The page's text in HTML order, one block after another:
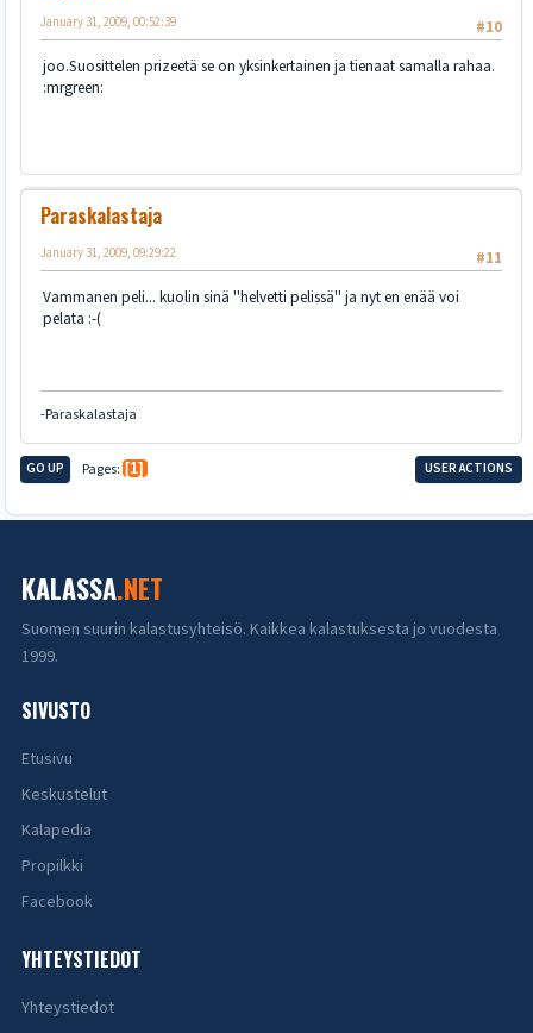
#10
January 31, 2009, 00:52:39
joo.Suosittelen prizeetä se on yksinkertainen ja tienaat samalla rahaa.
:mrgreen:
Paraskalastaja
#11
January 31, 2009, 09:29:22
Vammanen peli... kuolin sinä ''helvetti pelissä'' ja nyt en enää voi
pelata :-(
-Paraskalastaja
GO UP Pages 1 USER ACTIONS
KALASSA.NET
Suomen suurin kalastusyhteisö. Kaikkea kalastuksesta jo vuodesta
1999.
SIVUSTO
Etusivu
Keskustelut
Kalapedia
Propilkki
Facebook
YHTEYSTIEDOT
Yhteystiedot